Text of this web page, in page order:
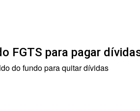
FGTS para pagar
do fundo para quitar dívidas